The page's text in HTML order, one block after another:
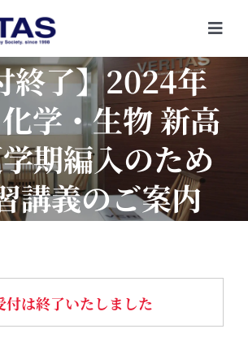
ホーム
VERITASとは
入会案内
コース案内
お知らせ
資料請求・お問い合わせ
終了】2024年
学・生物 新高
期編入のため
講義のご案内
付は終了いたしました